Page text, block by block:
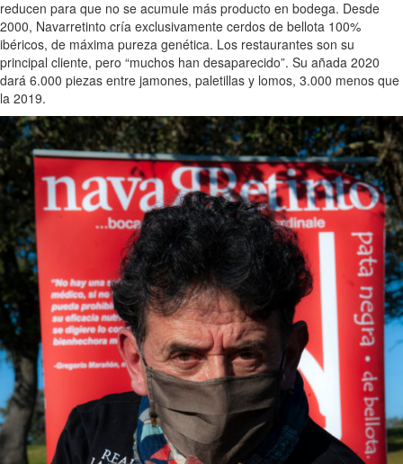
reducen para que no se acumule más producto en bodega. Desde
2000, Navarretinto cría exclusivamente cerdos de bellota 100%
ibéricos, de máxima pureza genética. Los restaurantes son su
principal cliente, pero “muchos han desaparecido”. Su añada 2020
dará 6.000 piezas entre jamones, paletillas y lomos, 3.000 menos que
la 2019.